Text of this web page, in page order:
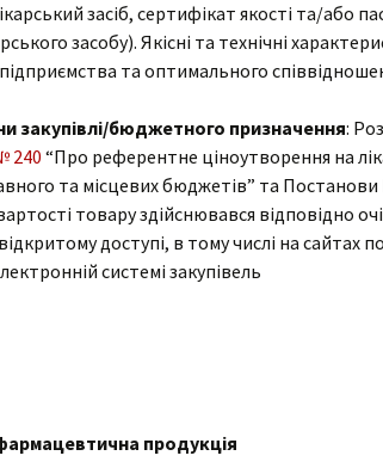
засіб, сертифікат якості та/або
засобу). Якісні та технічні
та оптимального
закупівлі/бюджетного призначення:
240 “Про референтне ціноутворення на
та місцевих бюджетів” та Постанови
товару здійснювався відповідно
доступі, в тому числі на сайтах
системі закупівель
продукція